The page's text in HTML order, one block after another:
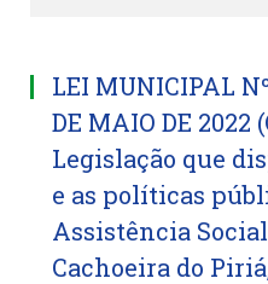
LEI MUNICIPAL
DE MAIO DE 2022
Legislação que
e as políticas
Assistência
Cachoeira do